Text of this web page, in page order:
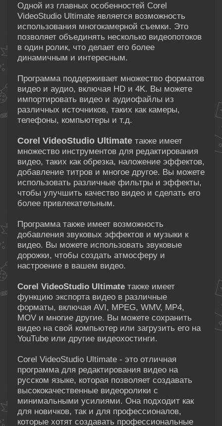
Одной из главных особенностей Corel
VideoStudio Ultimate является возможность
использования многокамерной съемки. Это
позволяет объединять несколько видеопотоков
в один ролик, что делает его более
динамичным и интересным.
Программа поддерживает множество форматов
видео и аудио, включая HD и 4K. Вы можете
импортировать видео и аудиофайлы из
различных источников, таких как камеры,
телефоны, компьютеры и т.д.
Corel VideoStudio Ultimate также имеет
множество инструментов для редактирования
видео, таких как обрезка, наложение эффектов,
добавление титров и многое другое. Вы можете
использовать различные фильтры и эффекты,
чтобы улучшить качество видео и сделать его
более привлекательным.
Программа также имеет возможность
добавления звуковых эффектов и музыки к
видео. Вы можете использовать звуковые
дорожки, чтобы создать атмосферу и
настроение в вашем видео.
Corel VideoStudio Ultimate также имеет
функцию экспорта видео в различные
форматы, включая AVI, MPEG, WMV, MP4,
MOV и многие другие. Вы можете сохранить
видео на свой компьютер или загрузить его на
YouTube или другие видеохостинги.
Corel VideoStudio Ultimate - это отличная
программа для редактирования видео на
русском языке, которая позволяет создавать
высококачественные видеоролики с
минимальными усилиями. Она подходит как
для новичков, так и для профессионалов,
которые хотят создавать профессиональные